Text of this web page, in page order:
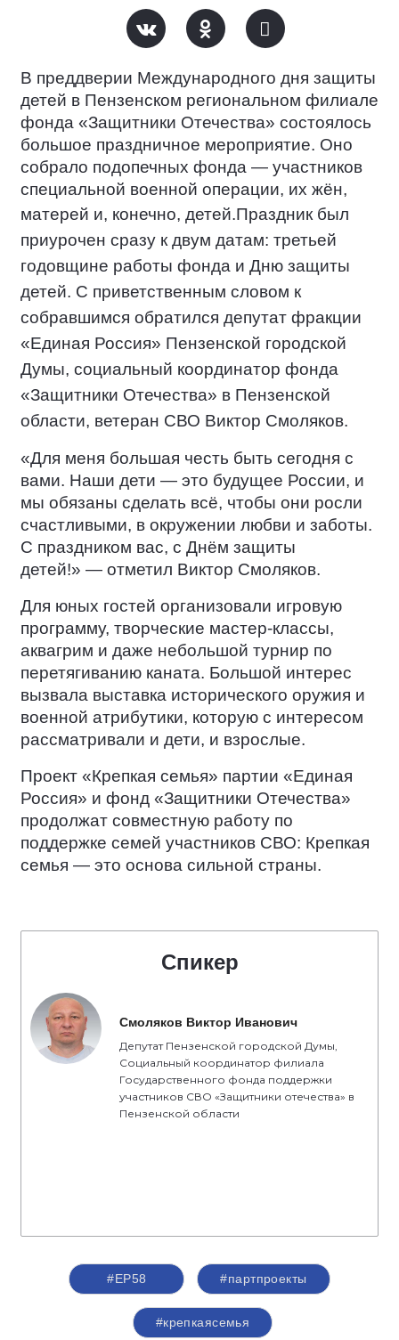
В преддверии Международного дня защиты
детей в Пензенском региональном филиале
фонда «Защитники Отечества» состоялось
большое праздничное мероприятие. Оно
собрало подопечных фонда — участников
специальной военной операции, их жён,
матерей и, конечно, детей.Праздник был
приурочен сразу к двум датам: третьей
годовщине работы фонда и Дню защиты
детей. С приветственным словом к
собравшимся обратился депутат фракции
«Единая Россия» Пензенской городской
Думы, социальный координатор фонда
«Защитники Отечества» в Пензенской
области, ветеран СВО Виктор Смоляков.
«Для меня большая честь быть сегодня с
вами. Наши дети — это будущее России, и
мы обязаны сделать всё, чтобы они росли
счастливыми, в окружении любви и заботы.
С праздником вас, с Днём защиты
детей!» — отметил Виктор Смоляков.
Для юных гостей организовали игровую
программу, творческие мастер-классы,
аквагрим и даже небольшой турнир по
перетягиванию каната. Большой интерес
вызвала выставка исторического оружия и
военной атрибутики, которую с интересом
рассматривали и дети, и взрослые.
Проект «Крепкая семья» партии «Единая
Россия» и фонд «Защитники Отечества»
продолжат совместную работу по
поддержке семей участников СВО: Крепкая
семья — это основа сильной страны.
Спикер
Смоляков Виктор Иванович
Депутат Пензенской городской Думы,
Социальный координатор филиала
Государственного фонда поддержки
участников СВО «Защитники отечества» в
Пензенской области
#ЕР58 #партпроекты
#крепкаясемья